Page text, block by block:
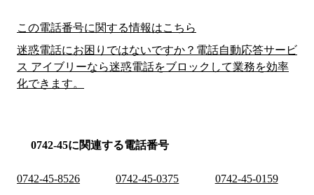
この電話番号に関する情報はこちら
迷惑電話にお困りではないですか？電話自動応答サービ
ス アイブリーなら迷惑電話をブロックして業務を効率
化できます。
0742-45に関連する電話番号
0742-45-8526 0742-45-0375
0742-45-0159